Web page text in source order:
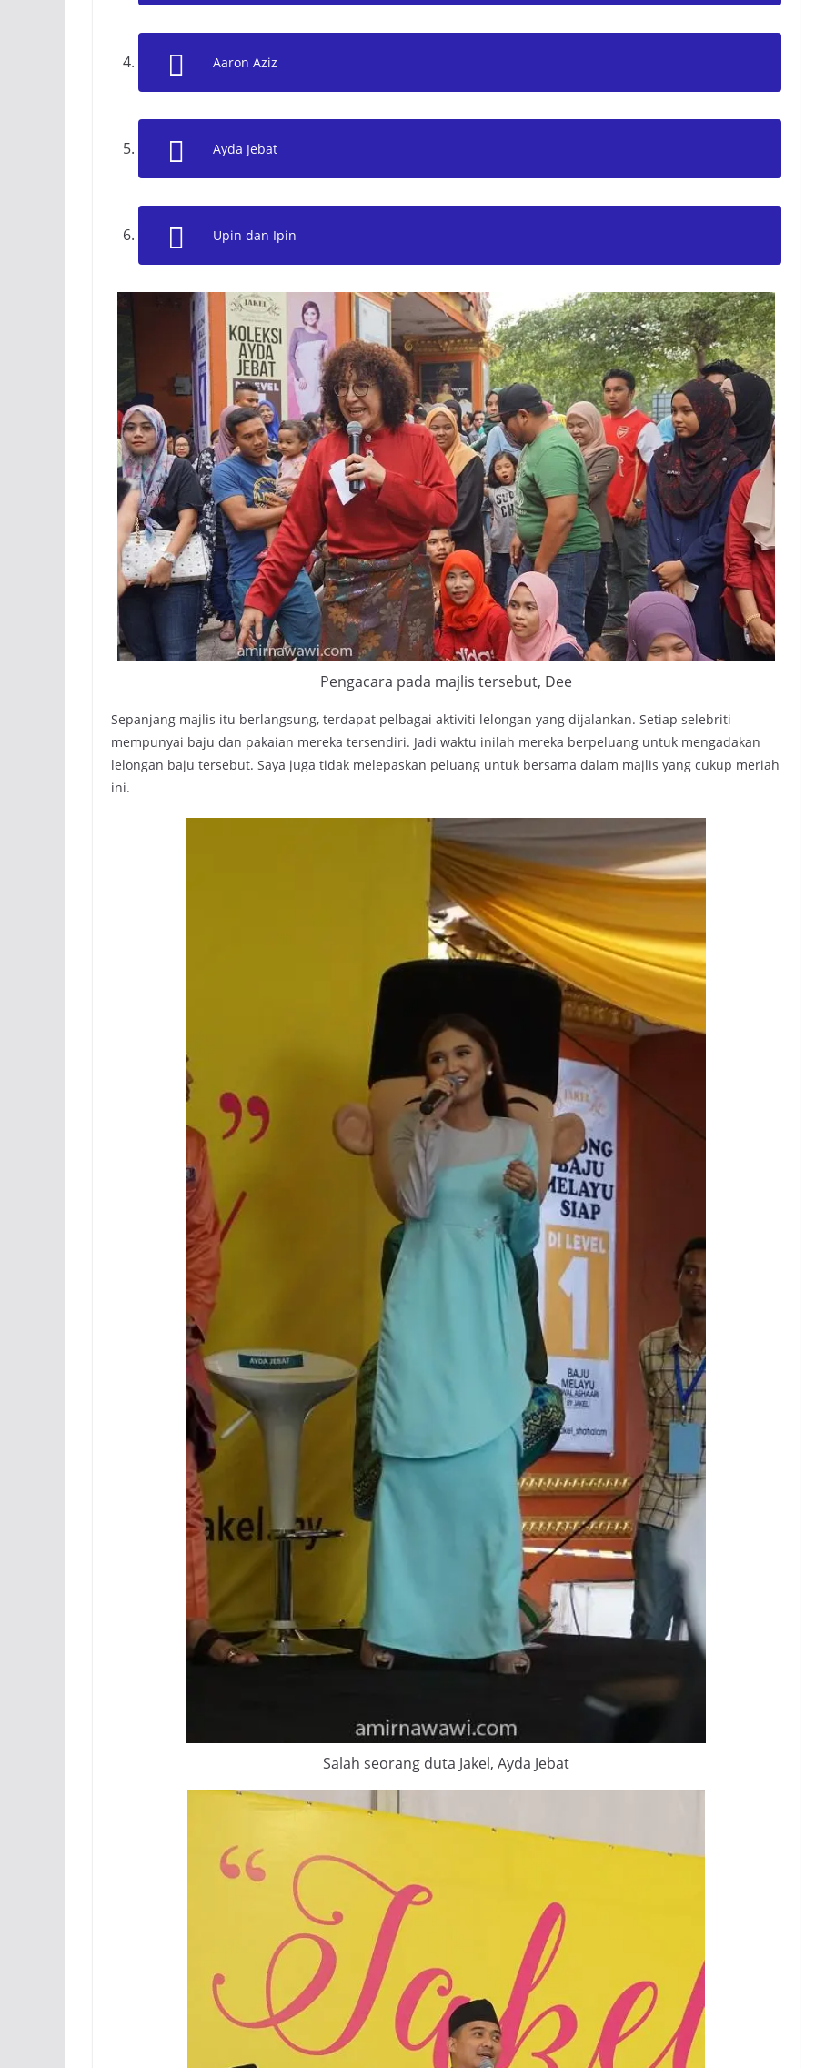
Aaron Aziz
Ayda Jebat
Upin dan Ipin
Pengacara pada majlis tersebut, Dee
Sepanjang majlis itu berlangsung, terdapat pelbagai aktiviti lelongan yang dijalankan. Setiap selebriti
mempunyai baju dan pakaian mereka tersendiri. Jadi waktu inilah mereka berpeluang untuk mengadakan
lelongan baju tersebut. Saya juga tidak melepaskan peluang untuk bersama dalam majlis yang cukup meriah
ini.
Salah seorang duta Jakel, Ayda Jebat